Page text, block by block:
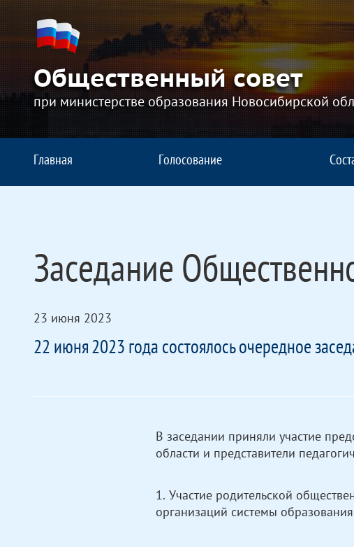
Общественный совет
при министерстве образования Новосибирской
Главная Голосование
Заседание
23 июня 2023
22 июня 2023 года состоялось очередное
В заседании приняли участие
области и представители
1. Участие родительской
организаций системы